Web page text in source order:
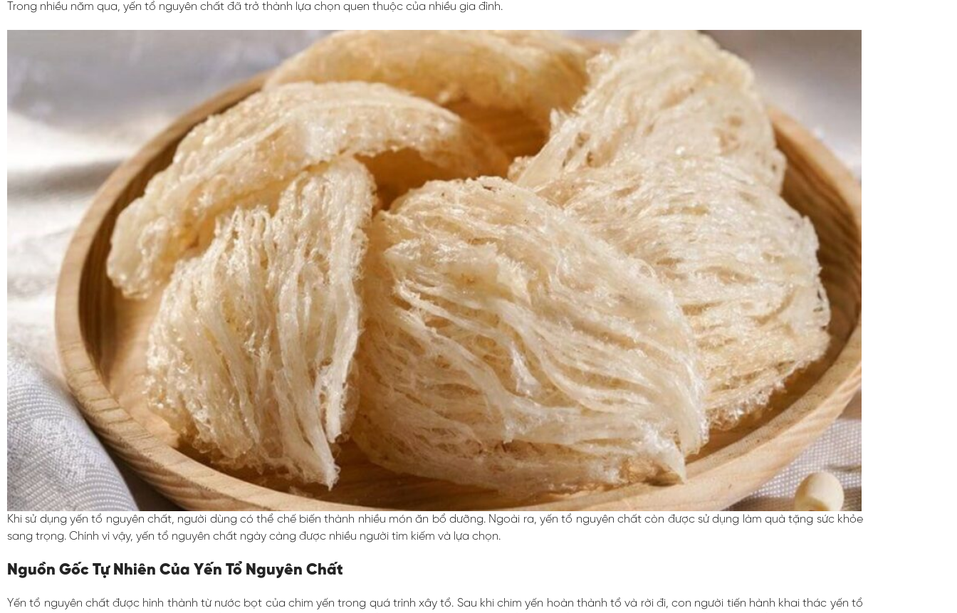
Trong nhiều năm qua, yến tổ nguyên chất đã trở thành lựa chọn quen thuộc của nhiều gia đình.
Khi sử dụng yến tổ nguyên chất, người dùng có thể chế biến thành nhiều món ăn bổ dưỡng. Ngoài ra, yến tổ nguyên chất còn được sử dụng làm quà tặng sức khỏe
sang trọng. Chính vì vậy, yến tổ nguyên chất ngày càng được nhiều người tìm kiếm và lựa chọn.
Nguồn Gốc Tự Nhiên Của Yến Tổ Nguyên Chất
Yến tổ nguyên chất được hình thành từ nước bọt của chim yến trong quá trình xây tổ. Sau khi chim yến hoàn thành tổ và rời đi, con người tiến hành khai thác yến tổ